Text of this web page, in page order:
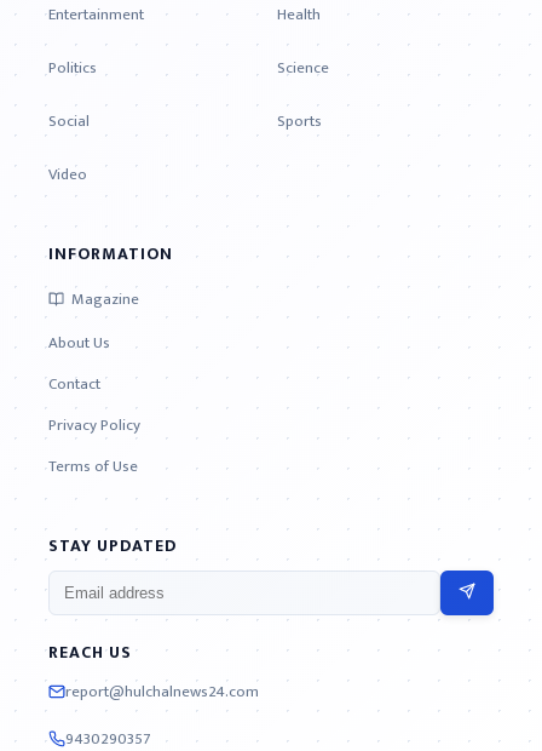
Entertainment
Health
Politics
Science
Social
Sports
Video
INFORMATION
Magazine
About Us
Contact
Privacy Policy
Terms of Use
STAY UPDATED
REACH US
report@hulchalnews24.com
9430290357